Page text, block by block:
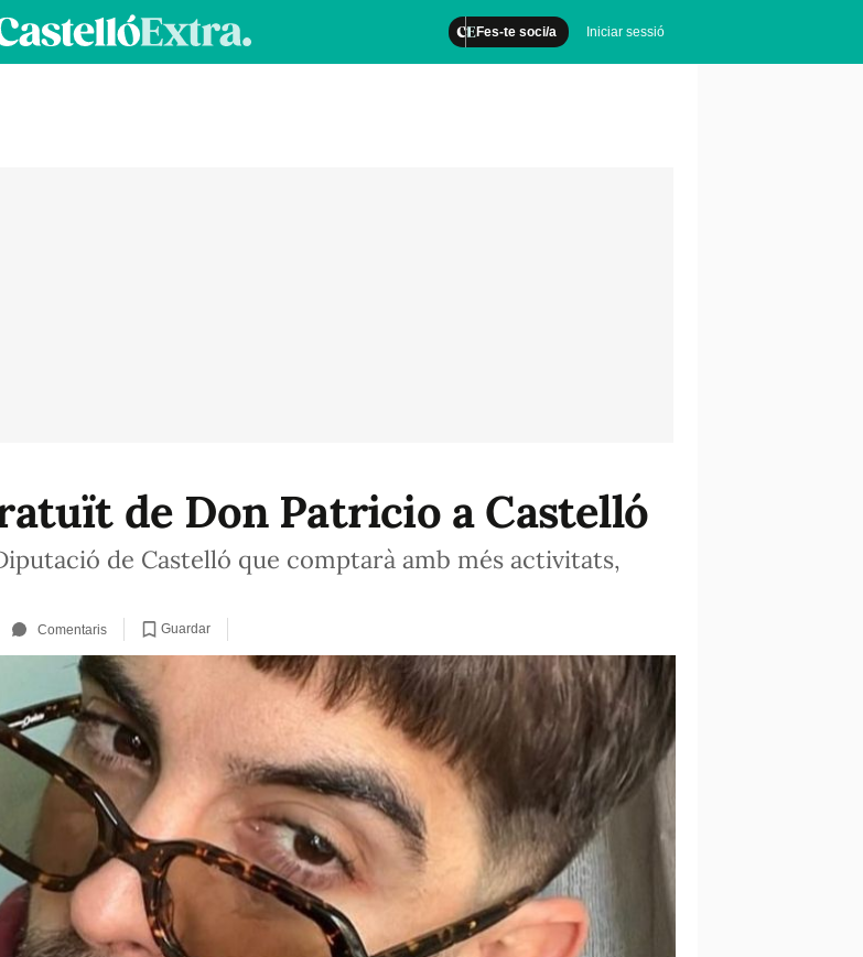
Fes-te soci/a Iniciar sessió
de Don Patricio a Castelló
de Castelló que comptarà amb més activitats,
Comentaris Guardar